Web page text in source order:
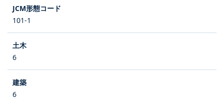
101-1
6
6